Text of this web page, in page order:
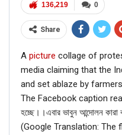
0
136,219
Share
A picture collage of
media claiming that the
and set ablaze by
The Facebook caption read,
হচ্ছে।।এবার ভাবুন আন্দোলন
(Google Translation: The